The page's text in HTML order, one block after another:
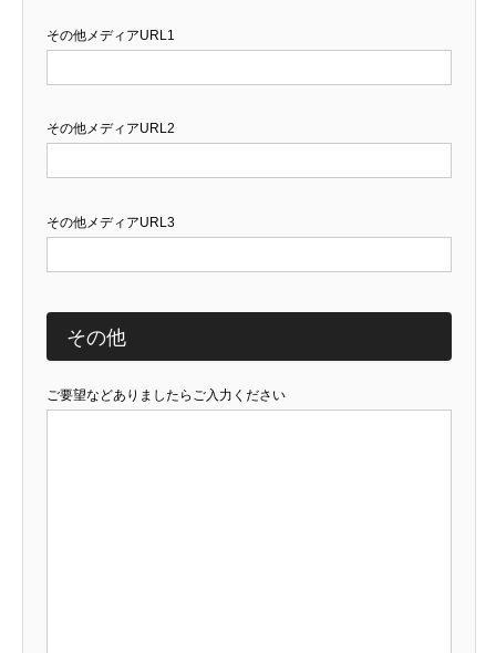
その他メディアURL1
その他メディアURL2
その他メディアURL3
その他
ご要望などありましたらご入力ください